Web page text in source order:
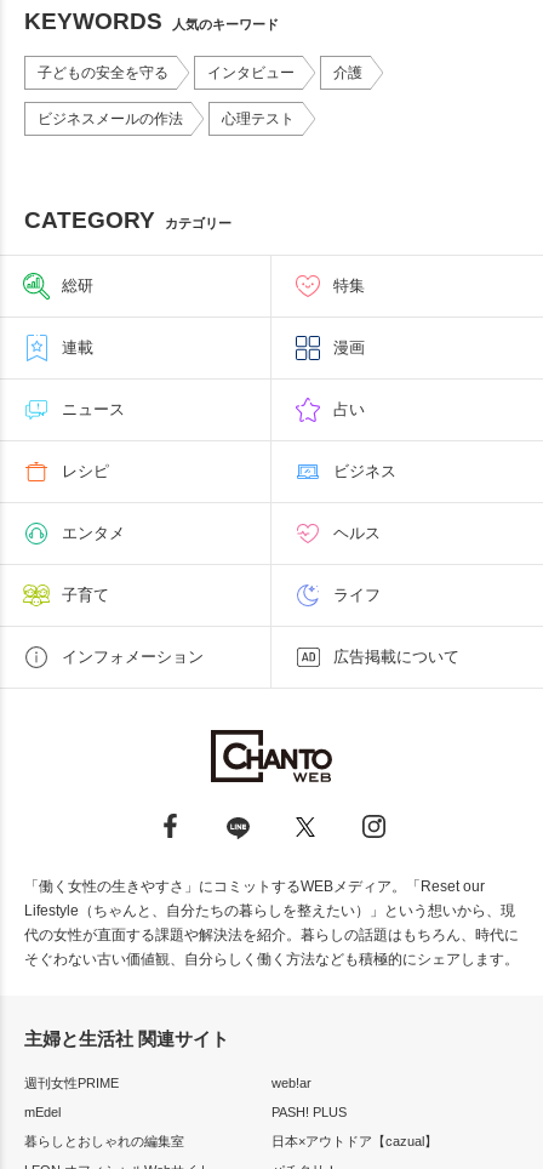
KEYWORDS 人気のキーワード
子どもの安全を守る インタビュー 介護
ビジネスメールの作法 心理テスト
CATEGORY カテゴリー
総研 特集
連載 漫画
ニュース 占い
レシピ ビジネス
エンタメ ヘルス
子育て ライフ
インフォメーション 広告掲載について
「働く女性の生きやすさ」にコミットするWEBメディア。「Reset our
Lifestyle（ちゃんと、自分たちの暮らしを整えたい）」という想いから、現
代の女性が直面する課題や解決法を紹介。暮らしの話題はもちろん、時代に
そぐわない古い価値観、自分らしく働く方法なども積極的にシェアします。
主婦と生活社 関連サイト
週刊女性PRIME
web!ar
mEdel
PASH! PLUS
暮らしとおしゃれの編集室
日本×アウトドア【cazual】